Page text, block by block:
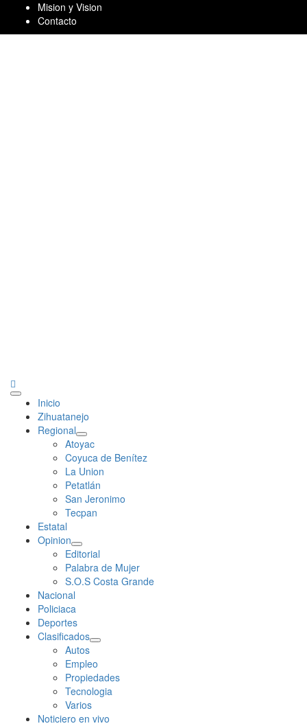
content
Mision y Vision
Contacto
Primary
Menu
Inicio
Zihuatanejo
Regional
Atoyac
Coyuca de Benítez
La Union
Petatlán
San Jeronimo
Tecpan
Estatal
Opinion
Editorial
Palabra de Mujer
S.O.S Costa Grande
Nacional
Policiaca
Deportes
Clasificados
Autos
Empleo
Propiedades
Tecnologia
Varios
Noticiero en vivo